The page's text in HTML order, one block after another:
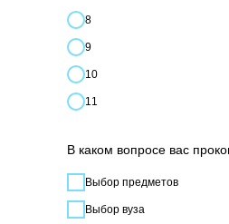
8
9
10
11
В каком вопросе вас
Выбор предметов
Выбор вуза